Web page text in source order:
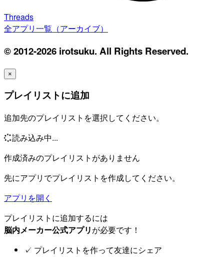
Threads
全アプリ一覧（アーカイブ）
© 2012-2026 irotsuku. All Rights Reserved.
×
プレイリストに追加
追加先のプレイリストを選択してください。
読み込み中...
作成済みのプレイリストがありません
先にアプリでプレイリストを作成してください。
アプリを開く
プレイリストに追加するには
脳内メーカー公式アプリが必要です！
✓ プレイリストを作って友達にシェア